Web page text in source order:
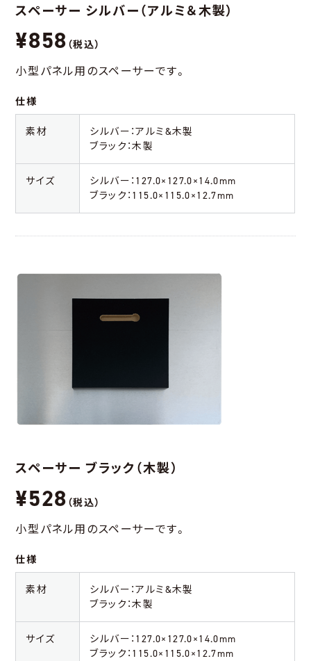
スペーサー シルバー（アルミ＆木製）
¥858 （税込）
小型パネル用のスペーサーです。
仕様
素材
シルバー：アルミ&木製
ブラック：木製
サイズ
シルバー：127.0×127.0×14.0mm
ブラック：115.0×115.0×12.7mm
スペーサー ブラック（木製）
¥528 （税込）
小型パネル用のスペーサーです。
仕様
素材
シルバー：アルミ&木製
ブラック：木製
サイズ
シルバー：127.0×127.0×14.0mm
ブラック：115.0×115.0×12.7mm